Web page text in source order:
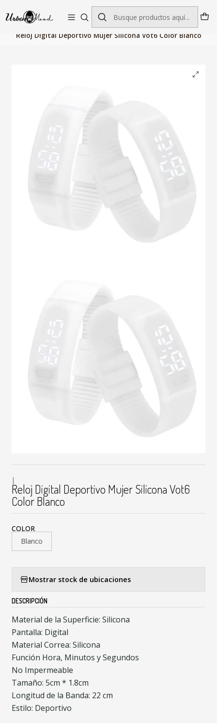
Envío GRATIS desde $60.000 | Entregas rápidas 1–5 días hábiles
Relojes Mujer Relojes Digitales
Reloj Digital Deportivo Mujer Silicona Vot6 Color Blanco
|
Reloj Digital Deportivo Mujer Silicona Vot6
Color Blanco
COLOR
Blanco
Mostrar stock de ubicaciones
DESCRIPCIÓN
Material de la Superficie: Silicona
Pantalla: Digital
Material Correa: Silicona
Función Hora, Minutos y Segundos
No Impermeable
Tamaño: 5cm * 1.8cm
Longitud de la Banda: 22 cm
Estilo: Deportivo